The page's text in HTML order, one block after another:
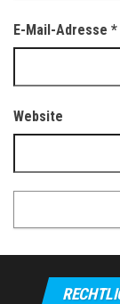
E-Mail-Adresse *
Website